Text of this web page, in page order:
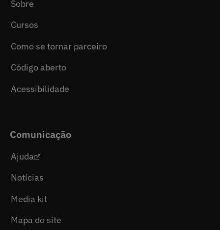
Sobre
Cursos
Como se tornar parceiro
Código aberto
Acessibilidade
Comunicação
Ajuda
Notícias
Media kit
Mapa do site